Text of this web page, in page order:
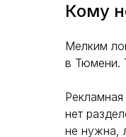
Кому
Мелким
в Тюмени.
нет
не нужна,